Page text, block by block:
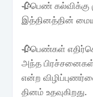
🥀பெண் கல்விக்கு
இத்தினத்தின்
🥀பெண்கள்
அந்த
என்ற
தினம் உதவுகிறது.